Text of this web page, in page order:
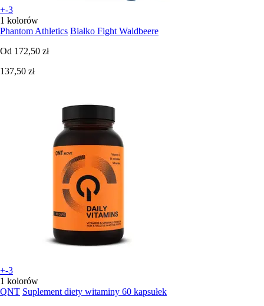
+-3
1 kolorów
Phantom Athletics Białko Fight Waldbeere
Od 172,50 zł
137,50 zł
+-3
1 kolorów
QNT Suplement diety witaminy 60 kapsułek